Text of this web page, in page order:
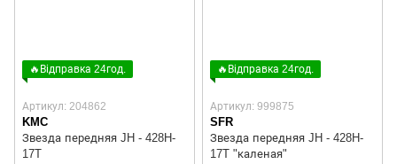
🔥Відправка 24год.
Артикул: 204862
KMC
Звезда передняя JH - 428H-
17T
🔥Відправка 24год.
Артикул: 999875
SFR
Звезда передняя JH - 428H-
17T "каленая"